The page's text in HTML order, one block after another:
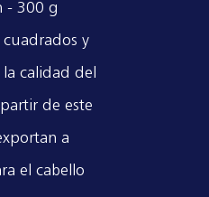
- 300 g
y
calidad del
de este
a
el cabello